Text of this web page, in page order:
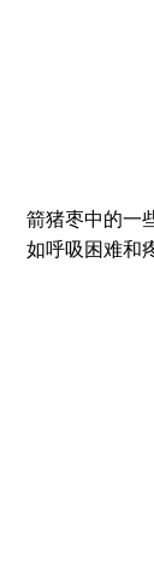
箭猪枣中的一
如呼吸困难和